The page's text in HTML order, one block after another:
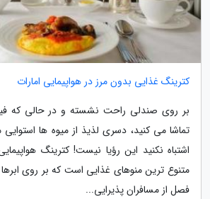
کترینگ غذایی بدون مرز در هواپیمایی امارات
بر روی صندلی راحت نشسته و در حالی که
تماشا می کنید، دسری لذیذ از میوه ها استوایی
اشتباه نکنید این رؤیا نیست! کترینگ
متنوع ترین منوهای غذایی است که بر روی ابرها
فصل از مسافران پذیرایی...